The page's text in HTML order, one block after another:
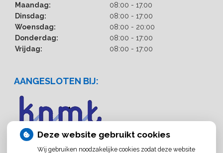
Maandag:
08:00 - 17.00
Dinsdag:
08:00 - 17:00
Woensdag:
08:00 - 20:00
Donderdag:
08:00 - 17:00
Vrijdag:
08:00 - 17:00
AANGESLOTEN BIJ:
Deze website gebruikt cookies
Wij gebruiken noodzakelijke cookies zodat deze website